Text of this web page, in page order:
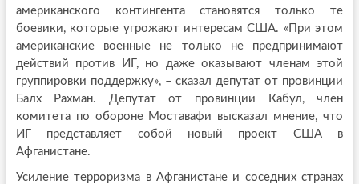
американского контингента становятся только те
боевики, которые угрожают интересам США. «При этом
американские военные не только не предпринимают
действий против ИГ, но даже оказывают членам этой
группировки поддержку», – сказал депутат от провинции
Балх Рахман. Депутат от провинции Кабул, член
комитета по обороне Моставафи высказал мнение, что
ИГ представляет собой новый проект США в
Афганистане.
Усиление терроризма в Афганистане и соседних странах